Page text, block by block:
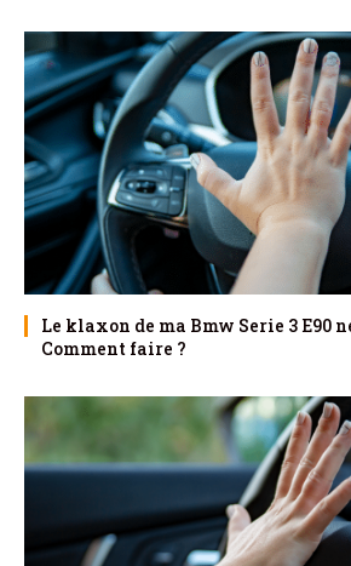
Le klaxon de ma Bmw Serie 3 E90
Comment faire ?